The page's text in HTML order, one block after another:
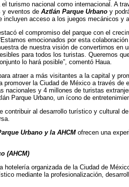
turismo nacional como internacional. A
y eventos de Aztlán Parque Urbano y
incluyen acceso a los juegos mecánicos y
el compromiso del parque con el
emocionados por esta
de nuestra visión de convertirnos en
para todos los turistas. Queremos
lo hará posible”, comentó Haua.
atraer a más visitantes a la capital y
promover la Ciudad de México a través de
nacionales y 4 millones de turistas
Parque Urbano, un ícono de
contribuir al desarrollo turístico y cultural
Urbano y la AHCM ofrecen una
(AHCM)
organizada de la Ciudad de
mediante la profesionalización,